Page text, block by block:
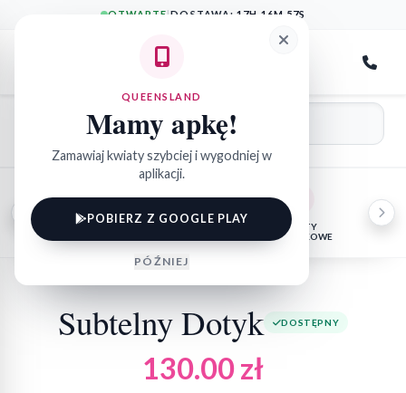
OTWARTE|DOSTAWA:17H 16M 57S
QueensLand
NA SZCZEGÓLNE
FLORYSTYKA
KWIATY
DONICZKOWE
Subtelny Dotyk DOSTĘPNY
130.00zł
QUEENSLAND
Mamy apkę!
Zamawiaj kwiaty szybciej i wygodniej w
aplikacji.
POBIERZ Z GOOGLE PLAY
PÓŹNIEJ